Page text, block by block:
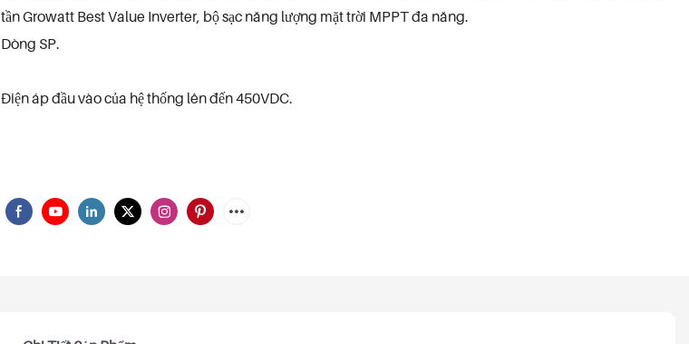
tần Growatt Best Value Inverter, bộ sạc năng lượng mặt trời MPPT đa năng.
Dòng SP.
Điện áp đầu vào của hệ thống lên đến 450VDC.